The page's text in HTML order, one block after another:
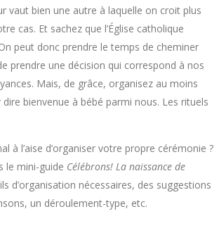
vaut bien une autre à laquelle on croit plus
cas. Et sachez que l’Église catholique
peut donc prendre le temps de cheminer
prendre une décision qui correspond à nos
Mais, de grâce, organisez au moins
bienvenue à bébé parmi nous. Les rituels
à l’aise d’organiser votre propre cérémonie ?
le mini-guide Célébrons! La naissance de
d’organisation nécessaires, des suggestions
un déroulement-type, etc.